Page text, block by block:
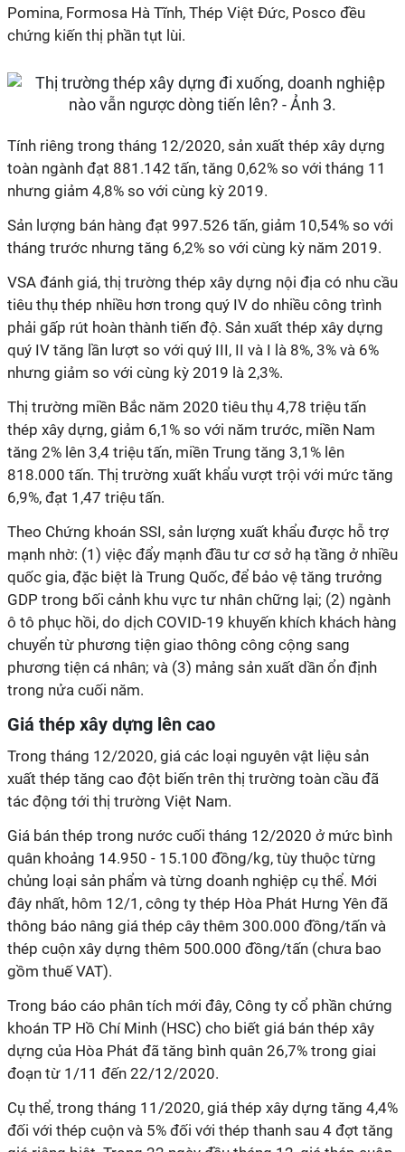
Pomina, Formosa Hà Tĩnh, Thép Việt Đức, Posco đều
chứng kiến thị phần tụt lùi.
Tính riêng trong tháng 12/2020, sản xuất thép xây dựng
toàn ngành đạt 881.142 tấn, tăng 0,62% so với tháng 11
nhưng giảm 4,8% so với cùng kỳ 2019.
Sản lượng bán hàng đạt 997.526 tấn, giảm 10,54% so với
tháng trước nhưng tăng 6,2% so với cùng kỳ năm 2019.
VSA đánh giá, thị trường thép xây dựng nội địa có nhu cầu
tiêu thụ thép nhiều hơn trong quý IV do nhiều công trình
phải gấp rút hoàn thành tiến độ. Sản xuất thép xây dựng
quý IV tăng lần lượt so với quý III, II và I là 8%, 3% và 6%
nhưng giảm so với cùng kỳ 2019 là 2,3%.
Thị trường miền Bắc năm 2020 tiêu thụ 4,78 triệu tấn
thép xây dựng, giảm 6,1% so với năm trước, miền Nam
tăng 2% lên 3,4 triệu tấn, miền Trung tăng 3,1% lên
818.000 tấn. Thị trường xuất khẩu vượt trội với mức tăng
6,9%, đạt 1,47 triệu tấn.
Theo Chứng khoán SSI, sản lượng xuất khẩu được hỗ trợ
mạnh nhờ: (1) việc đẩy mạnh đầu tư cơ sở hạ tầng ở nhiều
quốc gia, đặc biệt là Trung Quốc, để bảo vệ tăng trưởng
GDP trong bối cảnh khu vực tư nhân chững lại; (2) ngành
ô tô phục hồi, do dịch COVID-19 khuyến khích khách hàng
chuyển từ phương tiện giao thông công cộng sang
phương tiện cá nhân; và (3) mảng sản xuất dần ổn định
trong nửa cuối năm.
Giá thép xây dựng lên cao
Trong tháng 12/2020, giá các loại nguyên vật liệu sản
xuất thép tăng cao đột biến trên thị trường toàn cầu đã
tác động tới thị trường Việt Nam.
Giá bán thép trong nước cuối tháng 12/2020 ở mức bình
quân khoảng 14.950 - 15.100 đồng/kg, tùy thuộc từng
chủng loại sản phẩm và từng doanh nghiệp cụ thể. Mới
đây nhất, hôm 12/1, công ty thép Hòa Phát Hưng Yên đã
thông báo nâng giá thép cây thêm 300.000 đồng/tấn và
thép cuộn xây dựng thêm 500.000 đồng/tấn (chưa bao
gồm thuế VAT).
Trong báo cáo phân tích mới đây, Công ty cổ phần chứng
khoán TP Hồ Chí Minh (HSC) cho biết giá bán thép xây
dựng của Hòa Phát đã tăng bình quân 26,7% trong giai
đoạn từ 1/11 đến 22/12/2020.
Cụ thể, trong tháng 11/2020, giá thép xây dựng tăng 4,4%
đối với thép cuộn và 5% đối với thép thanh sau 4 đợt tăng